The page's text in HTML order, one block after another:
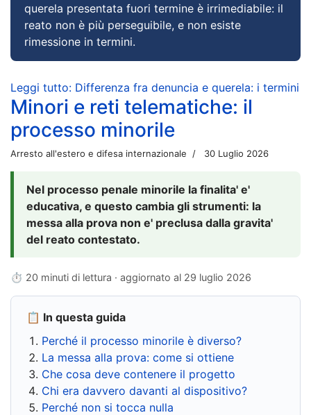
querela presentata fuori termine è irrimediabile: il
reato non è più perseguibile, e non esiste
rimessione in termini.
Leggi tutto: Differenza fra denuncia e querela: i termini
Minori e reti telematiche: il
processo minorile
Arresto all'estero e difesa internazionale 30 Luglio 2026
Nel processo penale minorile la finalita' e'
educativa, e questo cambia gli strumenti: la
messa alla prova non e' preclusa dalla gravita'
del reato contestato.
⏱ 20 minuti di lettura · aggiornato al 29 luglio 2026
📋 In questa guida
Perché il processo minorile è diverso?
La messa alla prova: come si ottiene
Che cosa deve contenere il progetto
Chi era davvero davanti al dispositivo?
Perché non si tocca nulla